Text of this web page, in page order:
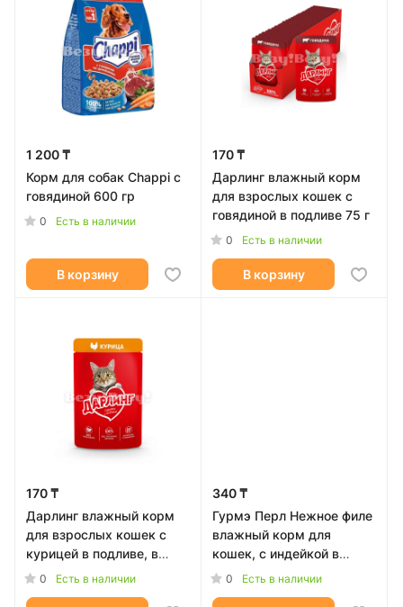
1 200 ₸
Корм для собак Chappi с
говядиной 600 гр
0 Есть в наличии
В корзину
170 ₸
Дарлинг влажный корм
для взрослых кошек с
говядиной в подливе 75 г
0 Есть в наличии
В корзину
170 ₸
Дарлинг влажный корм
для взрослых кошек с
курицей в подливе, в
паучах - 75 г
0 Есть в наличии
340 ₸
Гурмэ Перл Нежное филе
влажный корм для
кошек, с индейкой в
соусе - 75 г
0 Есть в наличии